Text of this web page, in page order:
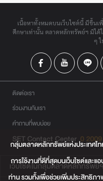
เนื้อหาทั้งหมดบนเว็บไซต์นี้ มีขึ้นเ
ศึกษาเท่านั้น ตลาดหลักทรัพย์ฯ มิได้
ๆ
ติดต่อเรา
ร่วมงานกับเรา
คำถามที่พบบ่อย
SET Contact Center 0
เว็บไซต์ในกลุ่มตลาดหลักทรัพย์
กลุ่มตลาดหลักทรัพย์แห่งประเทศไ
การใช้งานที่ดีที่สุดบนเว็บไซต์และ
ท่าน รวมทั้งเพื่อช่วยเพิ่มประสิทธิภ